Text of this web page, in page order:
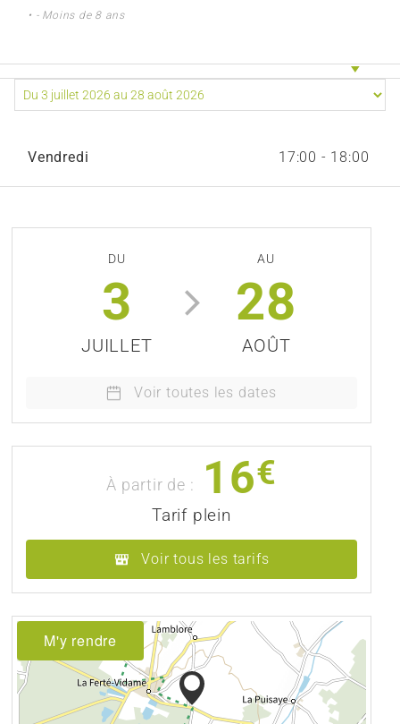
• - Moins de 8 ans
Vendredi 17:00 - 18:00
DU
3
JUILLET
AU
28
AOÛT
Voir toutes les dates
À partir de : 16€
Tarif plein
Voir tous les tarifs
M'y rendre